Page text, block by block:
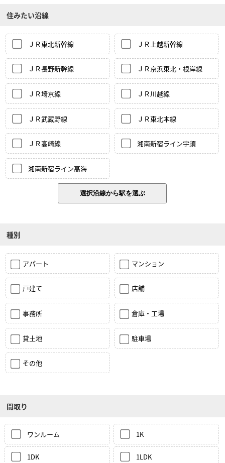
住みたい沿線
ＪＲ東北新幹線 ＪＲ上越新幹線
ＪＲ長野新幹線 ＪＲ京浜東北・根岸線
ＪＲ埼京線 ＪＲ川越線
ＪＲ武蔵野線 ＪＲ東北本線
ＪＲ高崎線 湘南新宿ライン宇須
湘南新宿ライン高海
種別
アパート マンション
戸建て 店舗
事務所 倉庫・工場
貸土地 駐車場
その他
間取り
ワンルーム 1K
1DK 1LDK